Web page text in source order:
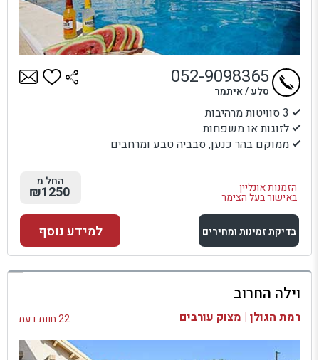
3 סוויטות מרהיבות
לזוגות או משפחות
ממוקם בהר כנען, סבביה טבע ומרחבים
הזמנות אונליין
באישור בעל הצימר
052-9098365
סלע / איתמר
החל מ
₪1250
בדיקת זמינות ומחירים
למתחם זה
בדיקת זמינות ומחירים
למידע נוסף
וילה החרוב
רמת הגולן | מצוק עורבים 22 חוות דעת